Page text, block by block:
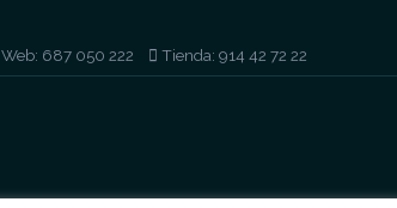
Web: 687 050 222 Tienda: 914 42 72 22